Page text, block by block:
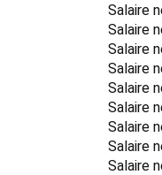
Salaire
Salaire
Salaire
Salaire
Salaire
Salaire
Salaire
Salaire
Salaire